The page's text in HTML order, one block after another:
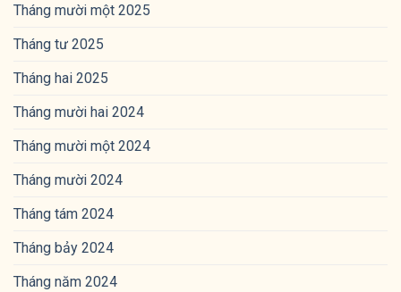
Tháng mười một 2025
Tháng tư 2025
Tháng hai 2025
Tháng mười hai 2024
Tháng mười một 2024
Tháng mười 2024
Tháng tám 2024
Tháng bảy 2024
Tháng năm 2024